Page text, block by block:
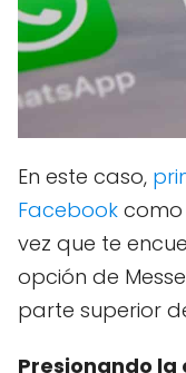
En este caso,
Facebook como
vez que te
opción de
parte superior
Presionando la